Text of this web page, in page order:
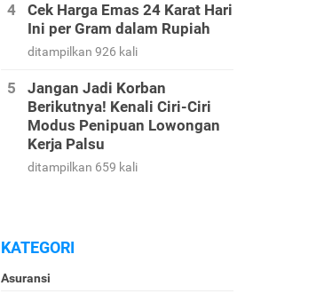
Cek Harga Emas 24 Karat Hari
Ini per Gram dalam Rupiah
ditampilkan 926 kali
Jangan Jadi Korban
Berikutnya! Kenali Ciri-Ciri
Modus Penipuan Lowongan
Kerja Palsu
ditampilkan 659 kali
KATEGORI
Asuransi